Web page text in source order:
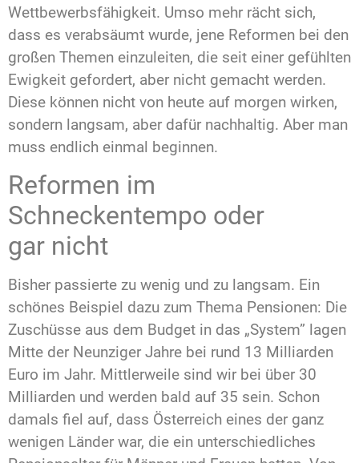
Wettbewerbsfähigkeit. Umso mehr rächt sich,
dass es verabsäumt wurde, jene Reformen bei den
großen Themen einzuleiten, die seit einer gefühlten
Ewigkeit gefordert, aber nicht gemacht werden.
Diese können nicht von heute auf morgen wirken,
sondern langsam, aber dafür nachhaltig. Aber man
muss endlich einmal beginnen.
Reformen im
Schneckentempo oder
gar nicht
Bisher passierte zu wenig und zu langsam. Ein
schönes Beispiel dazu zum Thema Pensionen: Die
Zuschüsse aus dem Budget in das „System” lagen
Mitte der Neunziger Jahre bei rund 13 Milliarden
Euro im Jahr. Mittlerweile sind wir bei über 30
Milliarden und werden bald auf 35 sein. Schon
damals fiel auf, dass Österreich eines der ganz
wenigen Länder war, die ein unterschiedliches